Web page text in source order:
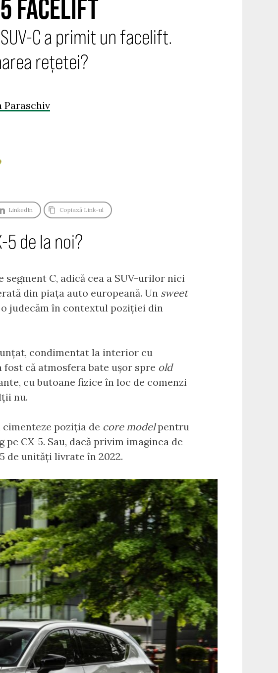
FACELIFT
C a primit un facelift.
rețetei?
Paraschiv
LinkedIn Copiază Link-ul
5 de la noi?
segment C, adică cea a SUV-urilor nici
din piața auto europeană. Un sweet
judecăm în contextul poziției din
condimentat la interior cu
că atmosfera bate ușor spre old
cu butoane fizice în loc de comenzi
nu.
cimenteze poziția de core modelpentru
CX-5. Sau, dacă privim imaginea de
de unități livrate în 2022.